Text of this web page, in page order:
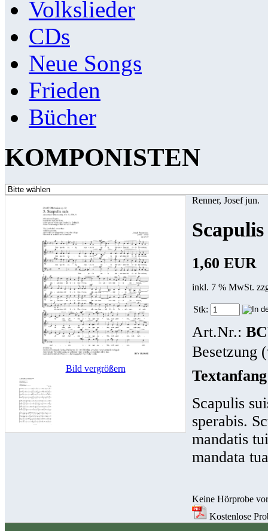
Volkslieder
CDs
Neue Songs
Frieden
Bücher
KOMPONISTEN
Bild vergrößern
Renner, Josef jun.
1,60 EUR
inkl. 7 % MwSt.
Stk:
Art.Nr.:
Besetzung
Scapulis
sperabis.
mandatis
mandata
Keine Hörprobe
Kostenlose